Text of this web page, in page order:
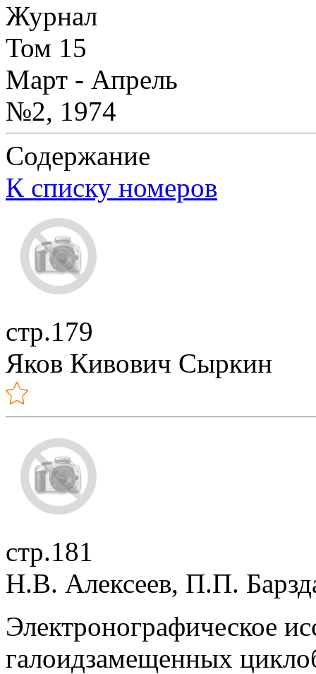
Журнал
Том 15
Март - Апрель
№2, 1974
Содержание
К списку номеров
стр.179
Яков Кивович Сыркин
стр.181
Н.В. Алексеев, П.П.
Электронографическое
галоидзамещенных